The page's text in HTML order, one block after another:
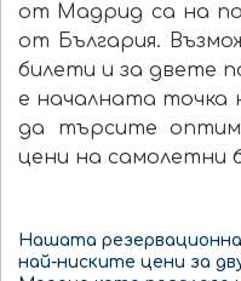
от Мадрид са на
от България.
билети и за двете
е началната точка
да търсите
цени на самолетни
Нашата
най-ниските цени за